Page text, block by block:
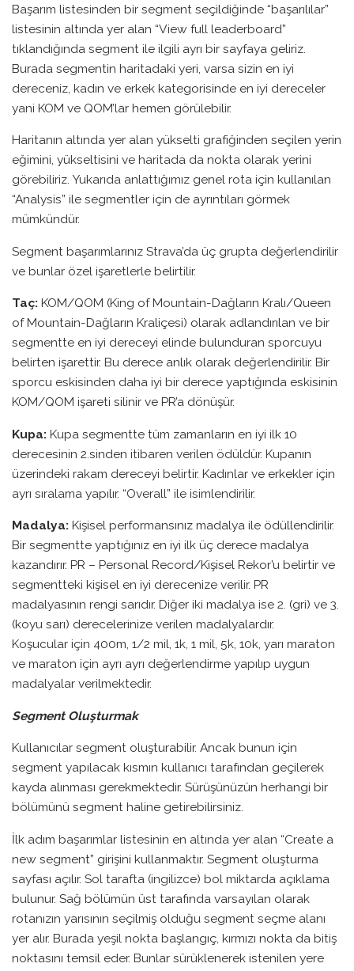
Başarım listesinden bir segment seçildiğinde “başarılılar”
listesinin altında yer alan “View full leaderboard”
tıklandığında segment ile ilgili ayrı bir sayfaya geliriz.
Burada segmentin haritadaki yeri, varsa sizin en iyi
dereceniz, kadın ve erkek kategorisinde en iyi dereceler
yani KOM ve QOM’lar hemen görülebilir.
Haritanın altında yer alan yükselti grafiğinden seçilen yerin
eğimini, yükseltisini ve haritada da nokta olarak yerini
görebiliriz. Yukarıda anlattığımız genel rota için kullanılan
“Analysis” ile segmentler için de ayrıntıları görmek
mümkündür.
Segment başarımlarınız Strava’da üç grupta değerlendirilir
ve bunlar özel işaretlerle belirtilir.
Taç: KOM/QOM (King of Mountain-Dağların Kralı/Queen
of Mountain-Dağların Kraliçesi) olarak adlandırılan ve bir
segmentte en iyi dereceyi elinde bulunduran sporcuyu
belirten işarettir. Bu derece anlık olarak değerlendirilir. Bir
sporcu eskisinden daha iyi bir derece yaptığında eskisinin
KOM/QOM işareti silinir ve PR’a dönüşür.
Kupa: Kupa segmentte tüm zamanların en iyi ilk 10
derecesinin 2.sinden itibaren verilen ödüldür. Kupanın
üzerindeki rakam dereceyi belirtir. Kadınlar ve erkekler için
ayrı sıralama yapılır. “Overall” ile isimlendirilir.
Madalya: Kişisel performansınız madalya ile ödüllendirilir.
Bir segmentte yaptığınız en iyi ilk üç derece madalya
kazandırır. PR – Personal Record/Kişisel Rekor’u belirtir ve
segmentteki kişisel en iyi derecenize verilir. PR
madalyasının rengi sarıdır. Diğer iki madalya ise 2. (gri) ve 3.
(koyu sarı) derecelerinize verilen madalyalardır.
Koşucular için 400m, 1/2 mil, 1k, 1 mil, 5k, 10k, yarı maraton
ve maraton için ayrı ayrı değerlendirme yapılıp uygun
madalyalar verilmektedir.
Segment Oluşturmak
Kullanıcılar segment oluşturabilir. Ancak bunun için
segment yapılacak kısmın kullanıcı tarafından geçilerek
kayda alınması gerekmektedir. Sürüşünüzün herhangi bir
bölümünü segment haline getirebilirsiniz.
İlk adım başarımlar listesinin en altında yer alan “Create a
new segment” girişini kullanmaktır. Segment oluşturma
sayfası açılır. Sol tarafta (ingilizce) bol miktarda açıklama
bulunur. Sağ bölümün üst tarafında varsayılan olarak
rotanızın yarısının seçilmiş olduğu segment seçme alanı
yer alır. Burada yeşil nokta başlangıç, kırmızı nokta da bitiş
noktasını temsil eder. Bunlar sürüklenerek istenilen yere